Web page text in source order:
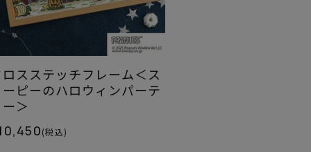
ロスステッチフレーム＜ス
ーピーのハロウィンパーテ
＞
(税込)